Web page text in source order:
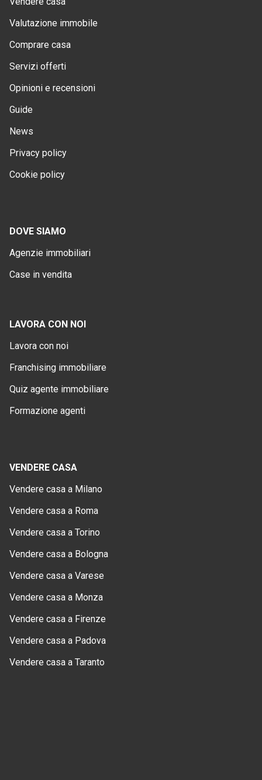
Valutazione immobile
Comprare casa
Servizi offerti
Opinioni e recensioni
Guide
News
Privacy policy
Cookie policy
DOVE SIAMO
Agenzie immobiliari
Case in vendita
LAVORA CON NOI
Lavora con noi
Franchising immobiliare
Quiz agente immobiliare
Formazione agenti
VENDERE CASA
Vendere casa a Milano
Vendere casa a Roma
Vendere casa a Torino
Vendere casa a Bologna
Vendere casa a Varese
Vendere casa a Monza
Vendere casa a Firenze
Vendere casa a Padova
Vendere casa a Taranto